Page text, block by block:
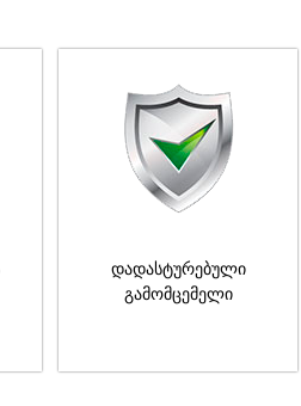
დადასტურებული
გამომცემელი